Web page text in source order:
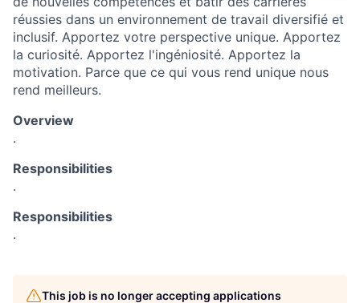
réussies dans un environnement de travail diversifié et
inclusif. Apportez votre perspective unique. Apportez
la curiosité. Apportez l'ingéniosité. Apportez la
motivation. Parce que ce qui vous rend unique nous
rend meilleurs.
Overview
.
Responsibilities
.
Responsibilities
.
This job is no longer accepting applications